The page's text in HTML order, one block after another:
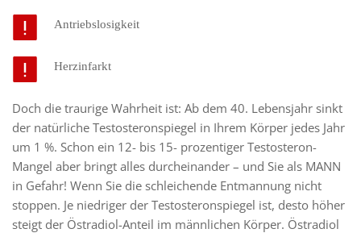
Antriebslosigkeit
Herzinfarkt
Doch die traurige Wahrheit ist: Ab dem 40. Lebensjahr sinkt
der natürliche Testosteronspiegel in Ihrem Körper jedes Jahr
um 1 %. Schon ein 12- bis 15- prozentiger Testosteron-
Mangel aber bringt alles durcheinander – und Sie als MANN
in Gefahr! Wenn Sie die schleichende Entmannung nicht
stoppen. Je niedriger der Testosteronspiegel ist, desto höher
steigt der Östradiol-Anteil im männlichen Körper. Östradiol